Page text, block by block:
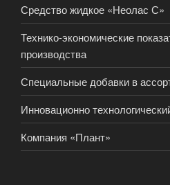
Средство жидкое «Неолас С»
Технико-экономические
производства
Специальные добавки в
Инновационно
Компания «Плант»